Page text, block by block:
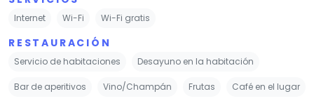
Internet Wi-Fi Wi-Fi gratis
RESTAURACIÓN
Servicio de habitaciones Desayuno en la habitación
Bar de aperitivos Vino/Champán Frutas Café en el lugar